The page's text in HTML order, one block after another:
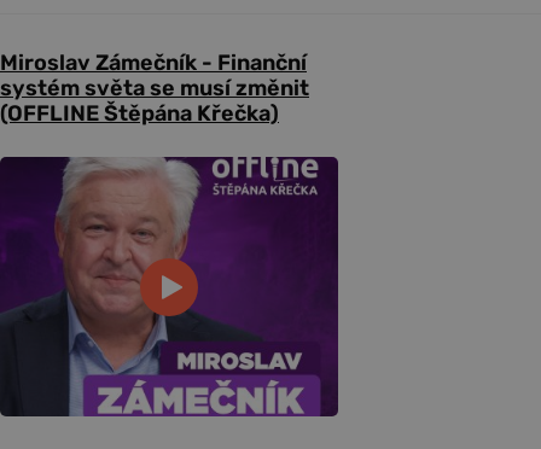
Miroslav Zámečník - Finanční
systém světa se musí změnit
(OFFLINE Štěpána Křečka)